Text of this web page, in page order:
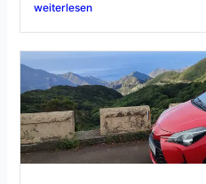
weiterlesen